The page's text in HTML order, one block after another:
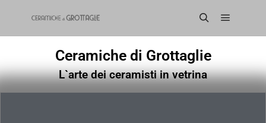
Ceramiche di Grottaglie
L`arte dei ceramisti in vetrina